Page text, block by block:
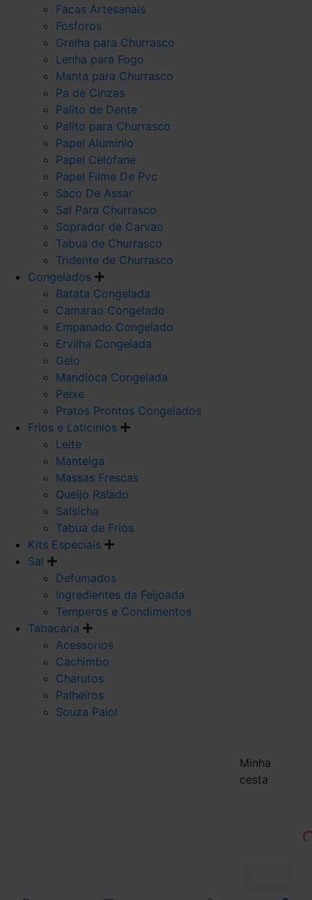
Facas Artesanais
Fosforos
Grelha para Churrasco
Lenha para Fogo
Manta para Churrasco
Pa de Cinzas
Palito de Dente
Palito para Churrasco
Papel Aluminio
Papel Celofane
Papel Filme De Pvc
Saco De Assar
Sal Para Churrasco
Soprador de Carvao
Tabua de Churrasco
Tridente de Churrasco
Congelados
Batata Congelada
Camarao Congelado
Empanado Congelado
Ervilha Congelada
Gelo
Mandioca Congelada
Peixe
Pratos Prontos Congelados
Frios e Laticinios
Leite
Manteiga
Massas Frescas
Queijo Ralado
Salsicha
Tabua de Frios
Kits Especiais
Sal
Defumados
Ingredientes da Feijoada
Temperos e Condimentos
Tabacaria
Acessorios
Cachimbo
Charutos
Palheiros
Souza Paiol
Minha
cesta